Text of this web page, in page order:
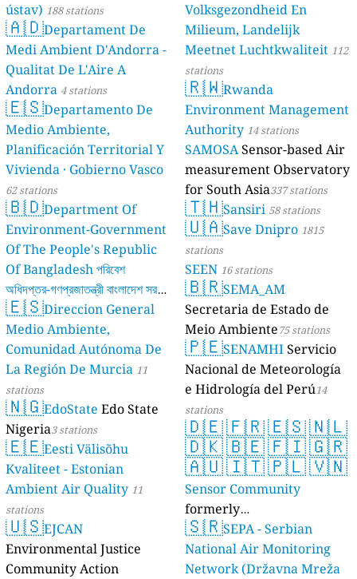
ústav) 188 stations
🇦🇩Departament De
Medi Ambient D'Andorra -
Qualitat De L'Aire A
Andorra 4 stations
🇪🇸Departamento De
Medio Ambiente,
Planificación Territorial Y
Vivienda · Gobierno Vasco
62 stations
🇧🇩Department Of
Environment-Government
Of The People's Republic
Of Bangladesh পরিবেশ
অধিদপ্তর-গণপ্রজাতন্ত্রী বাংলাদেশ সরকার
17 stations
🇪🇸Direccion General
Medio Ambiente,
Comunidad Autónoma De
La Región De Murcia 11
stations
🇳🇬EdoState Edo State
Nigeria3 stations
🇪🇪Eesti Välisõhu
Kvaliteet - Estonian
Ambient Air Quality 11
stations
🇺🇸EJCAN
Environmental Justice
Community Action
Volksgezondheid En
Milieum, Landelijk
Meetnet Luchtkwaliteit 112
stations
🇷🇼Rwanda
Environment Management
Authority 14 stations
SAMOSASensor-based Air
measurement Observatory
for South Asia337 stations
🇹🇭Sansiri 58 stations
🇺🇦Save Dnipro 1815
stations
SEEN 16 stations
🇧🇷SEMA_AM
Secretaria de Estado de
Meio Ambiente75 stations
🇵🇪SENAMHIServicio
Nacional de Meteorología
e Hidrología del Perú14
stations
🇩🇪🇫🇷🇪🇸🇳🇱
🇩🇰🇧🇪🇫🇮🇬🇷
🇦🇺🇮🇹🇵🇱🇻🇳
Sensor Community
formerly
luftdaten.info35813 stations
🇸🇷SEPA - Serbian
National Air Monitoring
Network (Državna Mreža